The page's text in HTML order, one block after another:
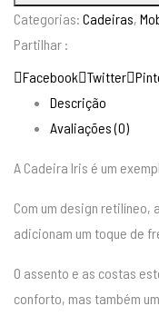
Categorias: Cadeiras,
Partilhar :
Facebook Twitter
Descrição
Avaliações (0)
A Cadeira Iris é um
Com um design retilíneo,
adicionam um toque de
O assento e as costas
conforto, mas também